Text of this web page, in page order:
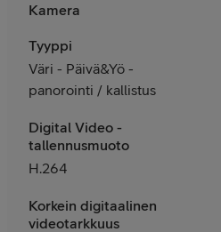
Kamera
Tyyppi
Väri - Päivä&Yö -
panorointi / kallistus
Digital Video -
tallennusmuoto
H.264
Korkein digitaalinen
videotarkkuus